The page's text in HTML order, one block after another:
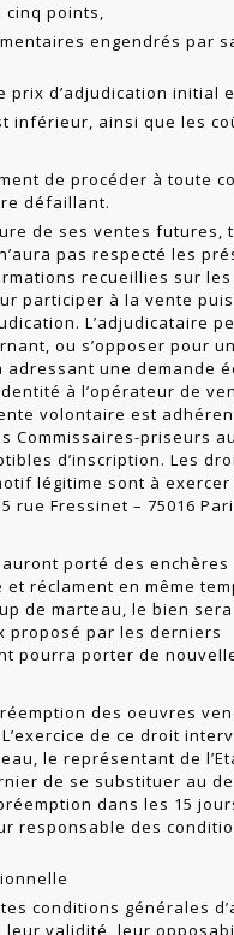
cinq points,
engendrés par
d’adjudication initial
inférieur, ainsi que les
de procéder à toute
défaillant.
de ses ventes
pas respecté les
recueillies sur
participer à la vente
L’adjudicataire
ou s’opposer pour
une demande
à l’opérateur de
volontaire est
Commissaires-pri­seurs
d’inscription. Les
légitime sont à exercer
rue Fressinet – 75016
porté des
réclament en même
de marteau, le bien sera
proposé par les derniers
pourra porter de
des oeuvres
de ce droit
le représentant de
de se substituer au
dans les 15
responsable des
conditions générales